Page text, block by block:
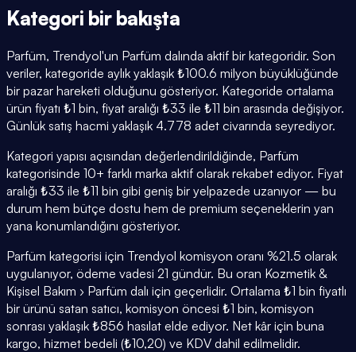
Kategori bir bakışta
Parfüm, Trendyol'un Parfüm dalında aktif bir kategoridir. Son
veriler, kategoride aylık yaklaşık ₺100.6 milyon büyüklüğünde
bir pazar hareketi olduğunu gösteriyor. Kategoride ortalama
ürün fiyatı ₺1 bin, fiyat aralığı ₺33 ile ₺11 bin arasında değişiyor.
Günlük satış hacmi yaklaşık 4.778 adet civarında seyrediyor.
Kategori yapısı açısından değerlendirildiğinde, Parfüm
kategorisinde 10+ farklı marka aktif olarak rekabet ediyor. Fiyat
aralığı ₺33 ile ₺11 bin gibi geniş bir yelpazede uzanıyor — bu
durum hem bütçe dostu hem de premium seçeneklerin yan
yana konumlandığını gösteriyor.
Parfüm kategorisi için Trendyol komisyon oranı %21.5 olarak
uygulanıyor, ödeme vadesi 21 gündür. Bu oran Kozmetik &
Kişisel Bakım › Parfüm dalı için geçerlidir. Ortalama ₺1 bin fiyatlı
bir ürünü satan satıcı, komisyon öncesi ₺1 bin, komisyon
sonrası yaklaşık ₺856 hasılat elde ediyor. Net kâr için buna
kargo, hizmet bedeli (₺10,20) ve KDV dahil edilmelidir.